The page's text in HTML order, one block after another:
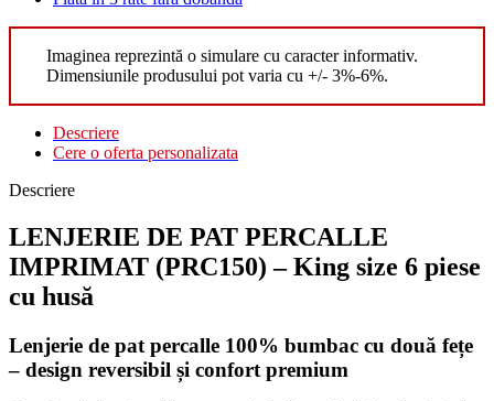
Imaginea reprezintă o simulare cu caracter informativ.
Dimensiunile produsului pot varia cu +/- 3%-6%.
Descriere
Cere o oferta personalizata
Descriere
LENJERIE DE PAT PERCALLE
IMPRIMAT (PRC150) – King size 6 piese
cu husă
Lenjerie de pat percalle 100% bumbac cu două fețe
– design reversibil și confort premium